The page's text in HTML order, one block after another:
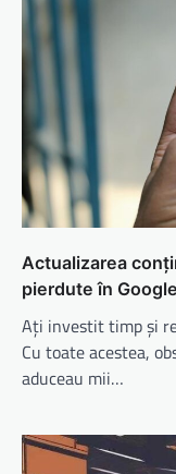
Actualizarea
pierdute în Google
Ați investit timp și
Cu toate acestea,
aduceau mii…